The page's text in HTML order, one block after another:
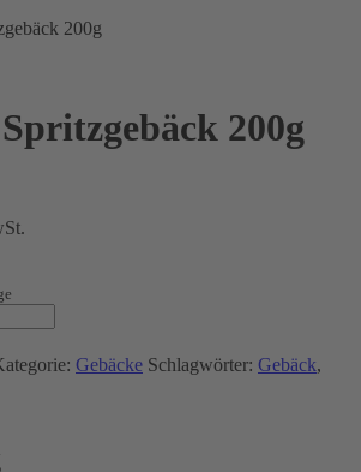
200g
200g
Gebäcke Schlagwörter: Gebäck,